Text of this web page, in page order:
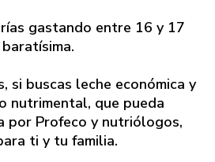
gastando entre 16 y 17
si buscas leche económica y
nutrimental, que pueda
por Profeco y nutriólogos,
ti y tu familia.